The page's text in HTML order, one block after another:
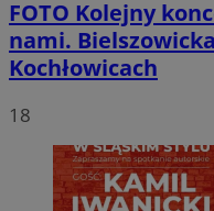
FOTO Kolejny
nami.
Kochłowicach
18